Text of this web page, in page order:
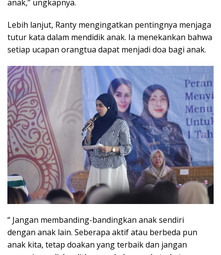
anak,” ungkapnya.
Lebih lanjut, Ranty mengingatkan pentingnya menjaga
tutur kata dalam mendidik anak. Ia menekankan bahwa
setiap ucapan orangtua dapat menjadi doa bagi anak.
“ Jangan membanding-bandingkan anak sendiri
dengan anak lain. Seberapa aktif atau berbeda pun
anak kita, tetap doakan yang terbaik dan jangan